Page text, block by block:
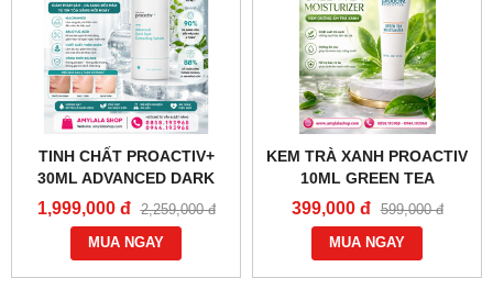
TINH CHẤT PROACTIV+
30ML ADVANCED DARK
SPOT CORRECTING
SERUM TRỊ VẾT
THÂM,NÁM,SẸO MỤN
TRẮNG DA - 0858193968 -
1,999,000 đ 2,259,000 đ
MUA NGAY
KEM TRÀ XANH PROACTIV
10ML GREEN TEA
MOISTURIZER -
0858193968 - 0944193968 -
AMYLALASHOP.COM -
399,000 đ 599,000 đ
MUA NGAY